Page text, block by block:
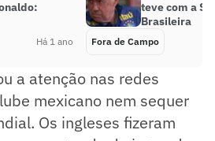
Há 1 ano
teve com a
Brasileira
Fora de Campo
a atenção nas redes
mexicano nem sequer
Os ingleses fizeram